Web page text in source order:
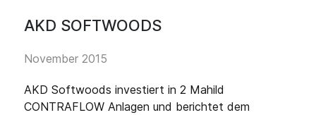
AKD SOFTWOODS
November 2015
AKD Softwoods investiert in 2 Mahild
CONTRAFLOW Anlagen und berichtet dem